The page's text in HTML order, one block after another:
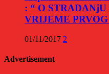
: “ O
VRIJEME
01/11/2017 2
Advertisement